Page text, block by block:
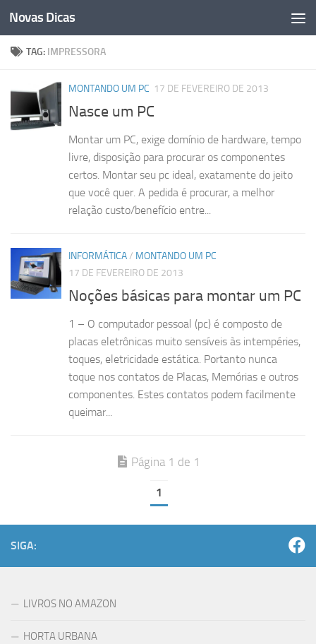
Skip to content
Novas Dicas
TAG: IMPRESSORA
MONTANDO UM PC 17 DE FEVEREIRO DE 2013
Nasce um PC
Montar um PC, exige domínio de hardware, tempo
livre, disposição para procurar os componentes
certos. Montar seu pc ideal, exatamente do jeito
que você quer. A pedida é procurar, a melhor
relação custo/benefício entre...
INFORMÁTICA/ MONTANDO UM PC
17 DE FEVEREIRO DE 2013
Noções básicas para montar um PC
1 – O computador pessoal (pc) é composto de
placas eletrônicas muito sensíveis às intempéries,
toques, eletricidade estática. Portanto nunca
toque nos contatos de Placas, Memórias e outros
componentes. Estes contatos podem facilmente
queimar...
Página 1 de 1
1
SIGA:
LIVROS NO AMAZON
HORTA URBANA